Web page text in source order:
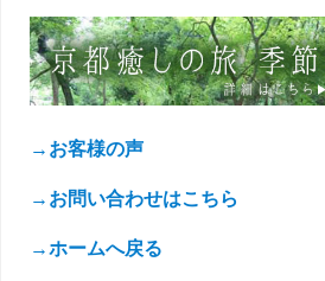
→お客様の声
→お問い合わせはこちら
→ホームへ戻る